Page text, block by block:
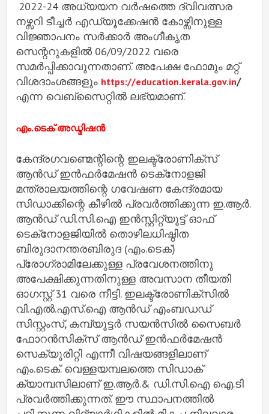
2022-24 അധ്യയന വർഷത്തെ ദ്വിവത്സര
നഴ്സറി ടീച്ചർ എഡ്യൂക്കേഷൻ കോഴ്സിനുള്ള
വിജ്ഞാപനം സർക്കാർ അം​ഗീകൃത
സെന്ററുകളിൽ 06/09/2022 വരെ
സമർപ്പിക്കാവുന്നതാണ്. അപേക്ഷ ഫോമും മറ്റ്
വിശദാംശങ്ങളും https://education.kerala.gov.in/
എന്ന വെബ്സൈറ്റിൽ‌ ലഭ്യമാണ്.
എം.ടെക് അഡ്മിഷൻ
കേന്ദ്രഗവണ്മെന്റിന്റെ ഇലക്ട്രോണിക്‌സ്
ആൻഡ് ഇൻഫർമേഷൻ ടെക്‌നോളജി
മന്ത്രാലയത്തിന്റെ ഗവേഷണ കേന്ദ്രമായ
സിഡാക്കിന്റെ കീഴിൽ പ്രവർത്തിക്കുന്ന ഇ.ആർ.
ആൻഡ് ഡി.സി.ഐ ഇൻസ്റ്റിറ്റ്യൂട്ട് ഓഫ്
ടെക്‌നോളജിയിൽ തൊഴിലധിഷ്ഠിത
ബിരുദാനന്തരബിരുദ (എം.ടെക്)
പ്രോഗ്രാമിലേക്കുള്ള പ്രവേശനത്തിനു
അപേക്ഷിക്കുന്നതിനുള്ള അവസാന തീയതി
ഓഗസ്റ്റ് 31 വരെ നീട്ടി. ഇലക്ട്രോണിക്‌സിൽ
വി.എൽ.എസ്.ഐ ആൻഡ് എംബഡഡ്
സിസ്റ്റംസ്, കമ്പ്യൂട്ടർ സയൻസിൽ സൈബർ
ഫോറൻസിക്‌സ് ആൻഡ് ഇൻഫർമേഷൻ
സെക്യൂരിറ്റി എന്നീ വിഷയങ്ങളിലാണ്
എം.ടെക്. വെള്ളയമ്പലത്തെ സിഡാക്
ക്യാമ്പസിലാണ് ഇ.ആർ.& ഡി.സി.ഐ ഐ.ടി
പ്രവർത്തിക്കുന്നത്. ഈ സ്ഥാപനത്തിൽ